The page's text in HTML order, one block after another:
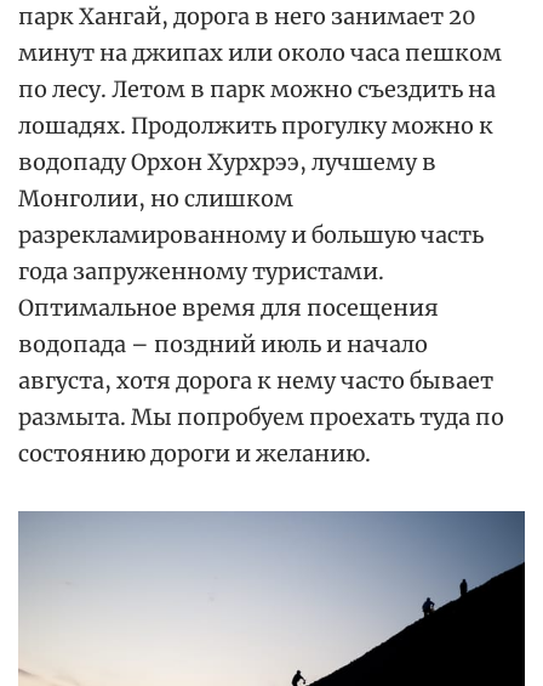
парк Хангай, дорога в него занимает 20
минут на джипах или около часа пешком
по лесу. Летом в парк можно съездить на
лошадях. Продолжить прогулку можно к
водопаду Орхон Хурхрээ, лучшему в
Монголии, но слишком
разрекламированному и большую часть
года запруженному туристами.
Оптимальное время для посещения
водопада – поздний июль и начало
августа, хотя дорога к нему часто бывает
размыта. Мы попробуем проехать туда по
состоянию дороги и желанию.